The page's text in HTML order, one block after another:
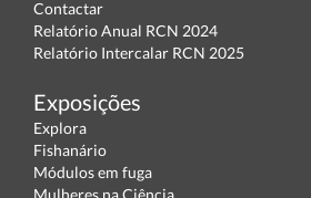
Contactar
Relatório Anual RCN 2024
Relatório Intercalar RCN 2025
Exposições
Explora
Fishanário
Módulos em fuga
Mulheres na Ciência